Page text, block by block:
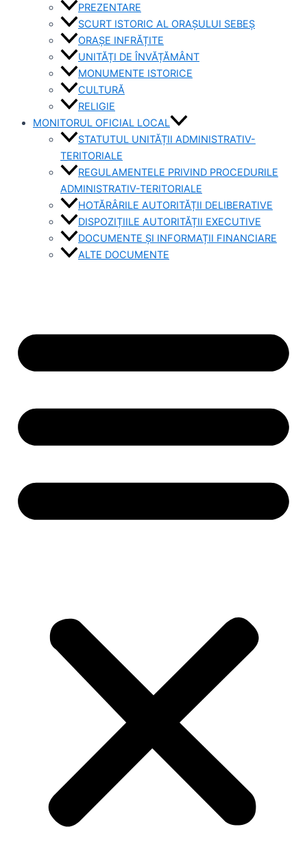
PREZENTARE
SCURT ISTORIC AL ORAȘULUI SEBEȘ
ORAȘE INFRĂȚITE
UNITĂȚI DE ÎNVĂȚĂMÂNT
MONUMENTE ISTORICE
CULTURĂ
RELIGIE
MONITORUL OFICIAL LOCAL
STATUTUL UNITĂȚII ADMINISTRATIV-
TERITORIALE
REGULAMENTELE PRIVIND PROCEDURILE
ADMINISTRATIV-TERITORIALE
HOTĂRÂRILE AUTORITĂȚII DELIBERATIVE
DISPOZIȚIILE AUTORITĂȚII EXECUTIVE
DOCUMENTE ȘI INFORMAȚII FINANCIARE
ALTE DOCUMENTE